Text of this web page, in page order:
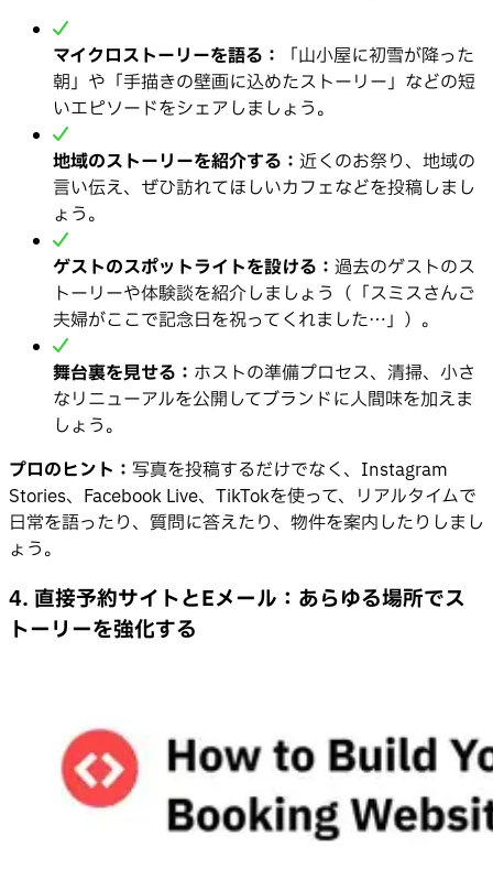
マイクロストーリーを語る：
「山小屋に初雪が降った
朝」や「手描きの壁画に込めたストーリー」などの短
いエピソードをシェアしましょう。
地域のストーリーを紹介する： 近くのお祭り、地域の
言い伝え、ぜひ訪れてほしいカフェなどを投稿しまし
ょう。
ゲストのスポットライトを設ける： 過去のゲストのス
トーリーや体験談を紹介しましょう（「スミスさんご
夫婦がここで記念日を祝ってくれました…」）。
舞台裏を見せる： ホストの準備プロセス、清掃、小さ
なリニューアルを公開してブランドに人間味を加えま
しょう。
プロのヒント： 写真を投稿するだけでなく、Instagram
Stories、Facebook Live、TikTokを使って、リアルタイムで
日常を語ったり、質問に答えたり、物件を案内したりしまし
ょう。
4. 直接予約サイトとEメール：あらゆる場所でス
トーリーを強化する